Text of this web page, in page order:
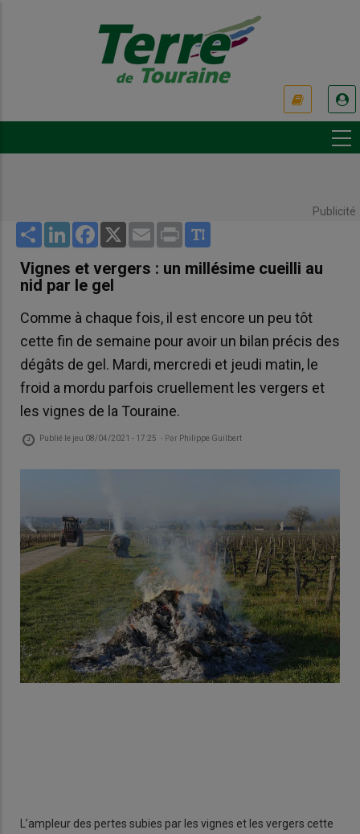
Publicité
Share LinkedInFacebook
X Email Print
Vignes et vergers : un millésime cueilli au
nid par le gel
Comme à chaque fois, il est encore un peu tôt
cette fin de semaine pour avoir un bilan précis des
dégâts de gel. Mardi, mercredi et jeudi matin, le
froid a mordu parfois cruellement les vergers et
les vignes de la Touraine.
Publié le jeu 08/04/2021 - 17:25 - Par Philippe Guilbert
L’ampleur des pertes subies par les vignes et les vergers cette